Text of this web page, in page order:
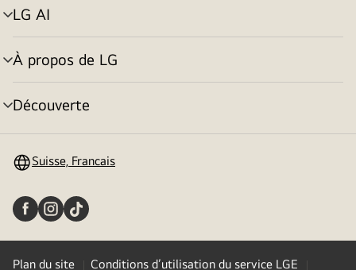
LG AI
menu
déroulant
À propos de LG
menu
déroulant
Découverte
menu
Suisse, Francais
Plan du site Conditions d’utilisation du service LGE